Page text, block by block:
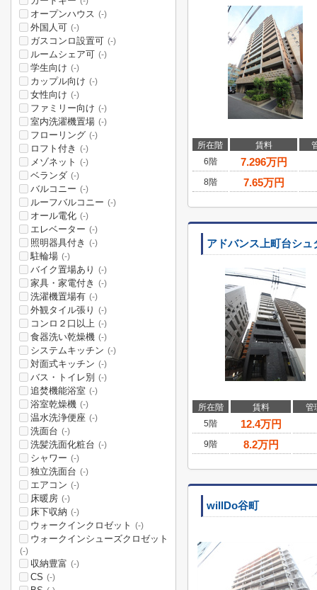
所在階 賃料
6階
7.296万円
8階 7.65万円
アドバンス上町台シュ
所在階 賃料
管
5階
12.4万円
9階 8.2万円
willDo谷町
オープンハウス (-)
外国人可 (-)
ガスコンロ設置可 (-)
ルームシェア可 (-)
学生向け (-)
カップル向け (-)
女性向け (-)
ファミリー向け (-)
室内洗濯機置場 (-)
フローリング (-)
ロフト付き (-)
メゾネット (-)
ベランダ (-)
バルコニー (-)
ルーフバルコニー (-)
オール電化 (-)
エレベーター (-)
照明器具付き (-)
駐輪場 (-)
バイク置場あり (-)
家具・家電付き (-)
洗濯機置場有 (-)
外観タイル張り (-)
コンロ２口以上 (-)
食器洗い乾燥機 (-)
システムキッチン (-)
対面式キッチン (-)
バス・トイレ別 (-)
追焚機能浴室 (-)
浴室乾燥機 (-)
温水洗浄便座 (-)
洗面台 (-)
洗髪洗面化粧台 (-)
シャワー (-)
独立洗面台 (-)
エアコン (-)
床暖房 (-)
床下収納 (-)
ウォークインクロゼット (-)
ウォークインシューズクロゼット
(-)
収納豊富 (-)
CS (-)